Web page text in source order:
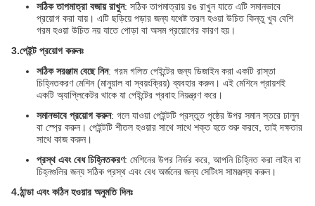
সঠিক তাপমাত্রা বজায় রাখুন: সঠিক তাপমাত্রায় রঙ রাখুন যাতে এটি সমানভাবে
প্রয়োগ করা যায়। এটি ছড়িয়ে পড়ার জন্য যথেষ্ট তরল হওয়া উচিত কিন্তু খুব বেশি
গরম হওয়া উচিত নয় যাতে পোড়া বা অসম প্রয়োগের কারণ হয়।
3.পেইন্ট প্রয়োগ করুনঃ
সঠিক সরঞ্জাম বেছে নিন: গরম গলিত পেইন্টের জন্য ডিজাইন করা একটি রাস্তা
চিহ্নিতকরণ মেশিন (মানুয়াল বা স্বয়ংক্রিয়) ব্যবহার করুন। এই মেশিনে প্রায়শই
একটি অ্যাপ্লিকেটর থাকে যা পেইন্টের প্রবাহ নিয়ন্ত্রণ করে।
সমানভাবে প্রয়োগ করুন: গলে যাওয়া পেইন্টটি প্রস্তুত পৃষ্ঠের উপর সমান স্তরে ঢালুন
বা স্প্রে করুন। পেইন্টটি শীতল হওয়ার সাথে সাথে শক্ত হতে শুরু করবে, তাই দক্ষতার
সাথে কাজ করুন।
প্রস্থ এবং বেধ চিহ্নিতকরণ: মেশিনের উপর নির্ভর করে, আপনি চিহ্নিত করা লাইন বা
চিহ্নগুলির জন্য সঠিক প্রস্থ এবং বেধ অর্জনের জন্য সেটিংস সামঞ্জস্য করুন।
4.ঠান্ডা এবং কঠিন হওয়ার অনুমতি দিনঃ